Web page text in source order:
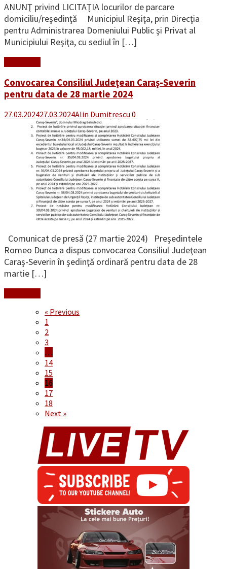
ANUNŢ privind LICITAŢIA locurilor de parcare
domiciliu/reşedinţă Municipiul Reşiţa, prin Direcţia
pentru Administrarea Domeniului Public şi Privat al
Municipiului Reşiţa, cu sediul în […]
Convocarea Consiliul Judeţean Caraş-Severin
pentru data de 28 martie 2024
27.03.202427.03.2024Alin Dumitrescu 0
Comunicat de presă (27 martie 2024) Președintele
Romeo Dunca a dispus convocarea Consiliul Judeţean
Caraş-Severin în şedinţă ordinară pentru data de 28
martie […]
« Previous
1
2
3
…
14
15
16
17
18
Next »